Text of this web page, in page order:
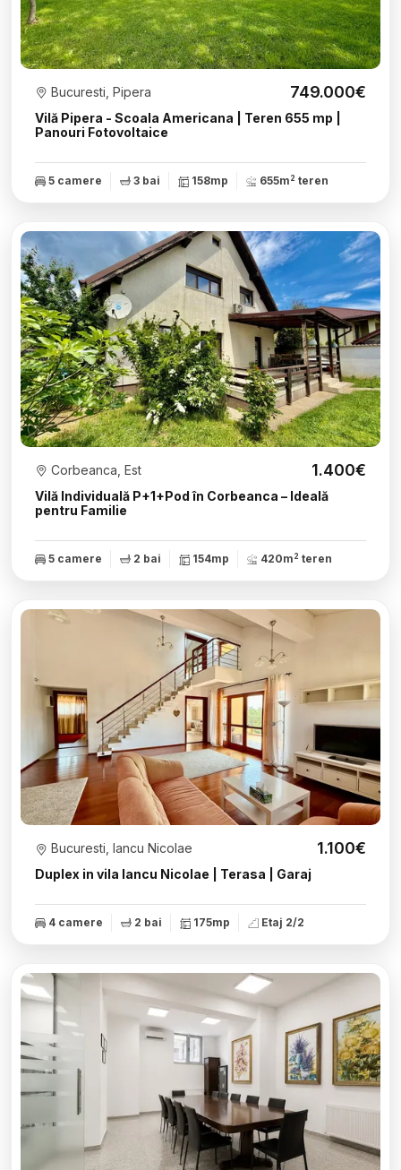
Vilă Pipera - Scoala Americana | Teren 655 mp |
Panouri Fotovoltaice
Bucuresti, Pipera 749.000€
5 camere 3 bai 158mp 655m2 teren
Vilă Individuală P+1+Pod în Corbeanca – Ideală
pentru Familie
Corbeanca, Est 1.400€
5 camere 2 bai 154mp 420m2 teren
Duplex in vila Iancu Nicolae | Terasa | Garaj
Bucuresti, Iancu Nicolae 1.100€
4 camere 2 bai 175mp Etaj 2/2